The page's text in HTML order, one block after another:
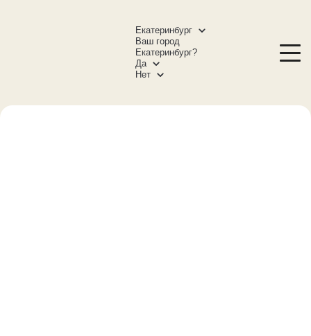
Екатеринбург
Ваш город
Екатеринбург?
Да
Нет